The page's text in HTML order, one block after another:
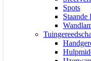
Spots
Staande